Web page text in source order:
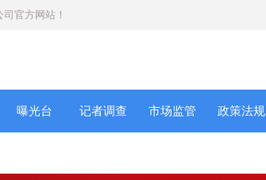
司官方网站！
曝光台 记者调查 市场监管 政策法规